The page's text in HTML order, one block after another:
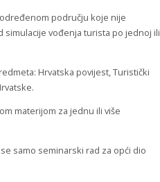
području koje nije
simulacije vođenja turista po jednoj ili
Hrvatska povijest, Turistički
materijom za jednu ili više
samo seminarski rad za opći dio